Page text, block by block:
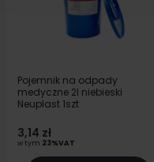
Pojemnik na odpady
medyczne 2l niebieski
Neuplast 1szt
3,14 zł
w tym 23%VAT